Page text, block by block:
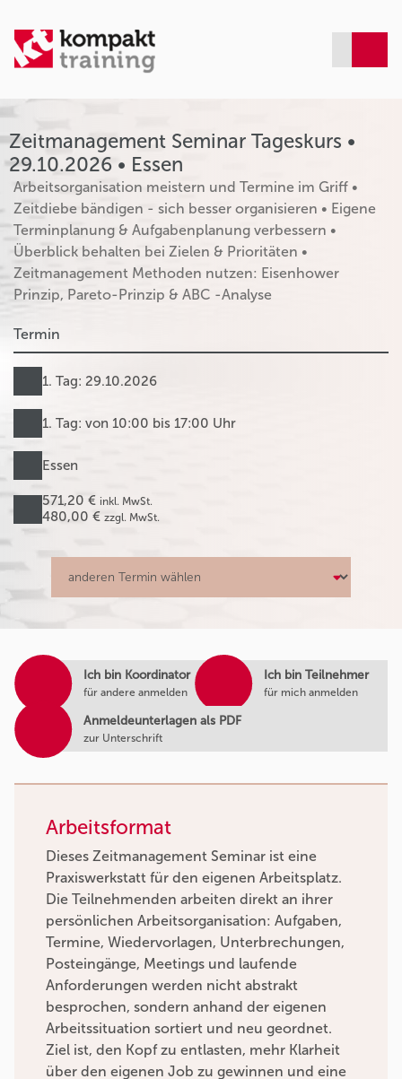
Zeitmanagement Seminar Tageskurs •
29.10.2026 • Essen
Arbeitsorganisation meistern und Termine im Griff •
Zeitdiebe bändigen - sich besser organisieren • Eigene
Terminplanung & Aufgabenplanung verbessern •
Überblick behalten bei Zielen & Prioritäten •
Zeitmanagement Methoden nutzen: Eisenhower
Prinzip, Pareto-Prinzip & ABC -Analyse
Termin
1. Tag: 29.10.2026
1. Tag: von 10:00 bis 17:00 Uhr
Essen
571,20 € inkl. MwSt.
480,00 € zzgl. MwSt.
Arbeitsformat
Dieses Zeitmanagement Seminar ist eine
Praxiswerkstatt für den eigenen Arbeitsplatz.
Die Teilnehmenden arbeiten direkt an ihrer
persönlichen Arbeitsorganisation: Aufgaben,
Termine, Wiedervorlagen, Unterbrechungen,
Posteingänge, Meetings und laufende
Anforderungen werden nicht abstrakt
besprochen, sondern anhand der eigenen
Arbeitssituation sortiert und neu geordnet.
Ziel ist, den Kopf zu entlasten, mehr Klarheit
über den eigenen Job zu gewinnen und eine
Ich bin Koordinator
für andere anmelden
Ich bin Teilnehmer
für mich anmelden
Anmeldeunterlagen als PDF
zur Unterschrift